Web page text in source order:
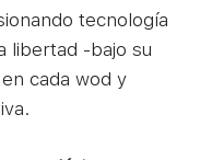
tecnología
libertad -bajo su
cada wod y